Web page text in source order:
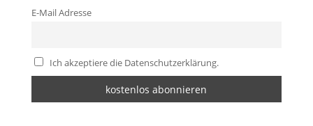
E-Mail Adresse
Ich akzeptiere die Datenschutzerklärung.